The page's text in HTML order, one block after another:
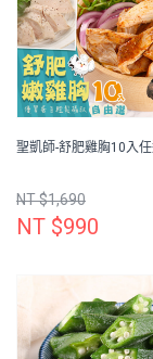
聖凱師-舒肥雞胸10入
NT $1,690
NT $990